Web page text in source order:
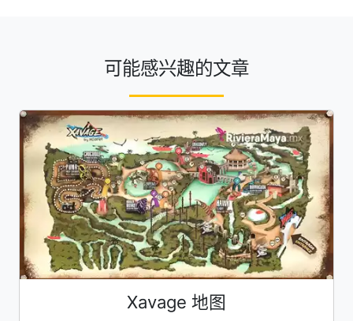
可能感兴趣的文章
Xavage 地图